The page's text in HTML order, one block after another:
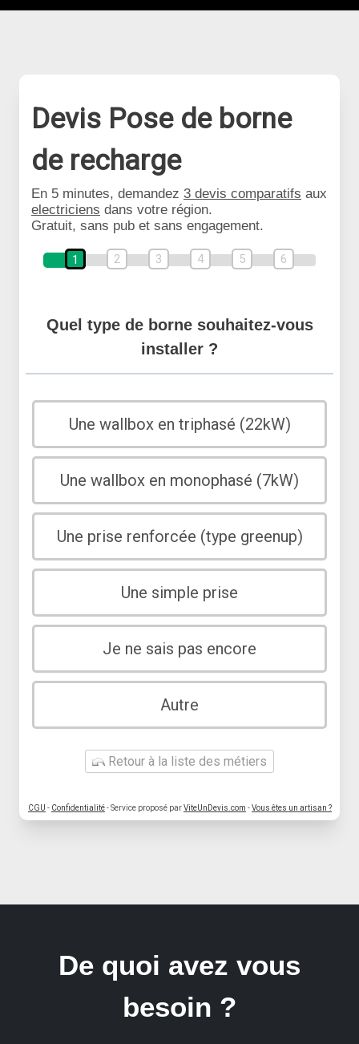
Devis Pose de borne
de recharge
En 5 minutes, demandez 3 devis comparatifs aux
electriciens dans votre région.
Gratuit, sans pub et sans engagement.
1 2 3 4 5 6
Quel type de borne souhaitez-vous
installer ?
Une wallbox en triphasé (22kW)
Une wallbox en monophasé (7kW)
Une prise renforcée (type greenup)
Une simple prise
Je ne sais pas encore
Autre
Retour à la liste des métiers
CGU - Confidentialité- Service proposé parViteUnDevis.com -Vous êtes un artisan ?
De quoi avez vous
besoin ?